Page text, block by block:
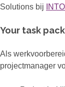
Solutions bij
Your task
Als
projectmanager